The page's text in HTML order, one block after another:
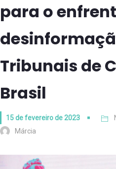
para o
Tribunais de
Brasil
15 de fevereiro de 2023
Márcia